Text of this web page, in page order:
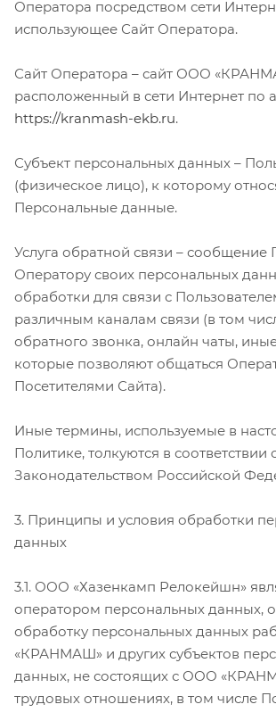
Оператора посредством сети
использующее Сайт Оператора.
Сайт Оператора – сайт ООО
расположенный в сети Интернет по
https://kranmash-ekb.ru.
Субъект персональных данных –
(физическое лицо), к которому
Персональные данные.
Услуга обратной связи – сообщение
Оператору своих персональных
обработки для связи с
различным каналам связи (в том
обратного звонка, онлайн чаты,
которые позволяют общаться
Посетителями Сайта).
Иные термины, используемые в
Политике, толкуются в соответствии
Законодательством Российской
3. Принципы и условия обработки
данных
3.1. ООО «Хазенкамп Релокейшн»
оператором персональных данных,
обработку персональных данных
«КРАНМАШ» и других субъектов
данных, не состоящих с ООО
трудовых отношениях, в том числе